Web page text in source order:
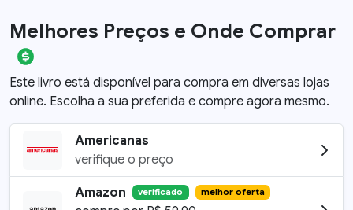
Melhores Preços e Onde Comprar
Este livro está disponível para compra em diversas lojas
online. Escolha a sua preferida e compre agora mesmo.
Americanas
verifique o preço
Amazon verificado melhor oferta